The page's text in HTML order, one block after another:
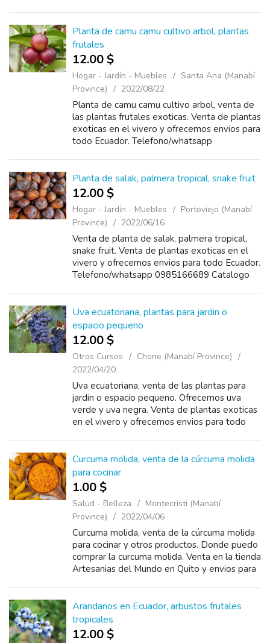
Planta de camu camu cultivo arbol, plantas
frutales
12.00 $
Hogar - Jardín - Muebles
Santa Ana (Manabí
Province)
2022/08/22
Planta de camu camu cultivo arbol, venta de
las plantas frutales exoticas. Venta de plantas
exoticas en el vivero y ofrecemos envios para
todo Ecuador. Telefono/whatsapp
Planta de salak, palmera tropical, snake fruit
12.00 $
Hogar - Jardín - Muebles
Portoviejo (Manabí
Province)
2022/06/16
Venta de planta de salak, palmera tropical,
snake fruit. Venta de plantas exoticas en el
vivero y ofrecemos envios para todo Ecuador.
Telefono/whatsapp 0985166689 Catalogo
Uva ecuatoriana, plantas para jardin o
espacio pequeno
12.00 $
Otros Cursos
Chone (Manabí Province)
2022/04/20
Uva ecuatoriana, venta de las plantas para
jardin o espacio pequeno. Ofrecemos uva
verde y uva negra. Venta de plantas exoticas
en el vivero y ofrecemos envios para todo
Curcuma molida, venta de la cúrcuma molida
para cocinar
1.00 $
Salud - Belleza
Montecristi (Manabí
Province)
2022/04/06
Curcuma molida, venta de la cúrcuma molida
para cocinar y otros productos. Donde puedo
comprar la curcuma molida. Venta en la tienda
Artesanias del Mundo en Quito y envios para
Arandanos en Ecuador, arbustos frutales
tropicales
12.00 $